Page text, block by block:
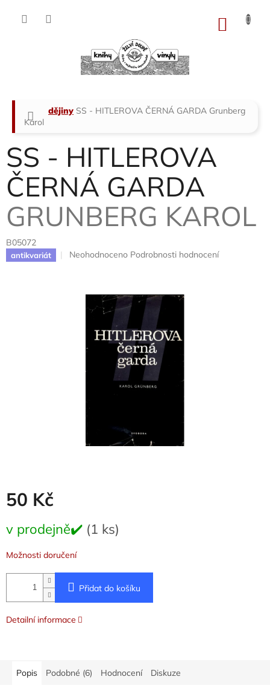
Domů
dějiny SS - HITLEROVA ČERNÁ GARDA Grunberg
Karol
SS - HITLEROVA
ČERNÁ GARDA
GRUNBERG KAROL
B05072
antikvariát
Průměrné
hvězdiček.
Neohodnoceno Podrobnosti hodnocení
50 Kč
cena:
v prodejně✔️ (1 ks)
Možnosti doručení
Přidat do košíku
Detailní informace
Popis Podobné (6) Hodnocení Diskuze